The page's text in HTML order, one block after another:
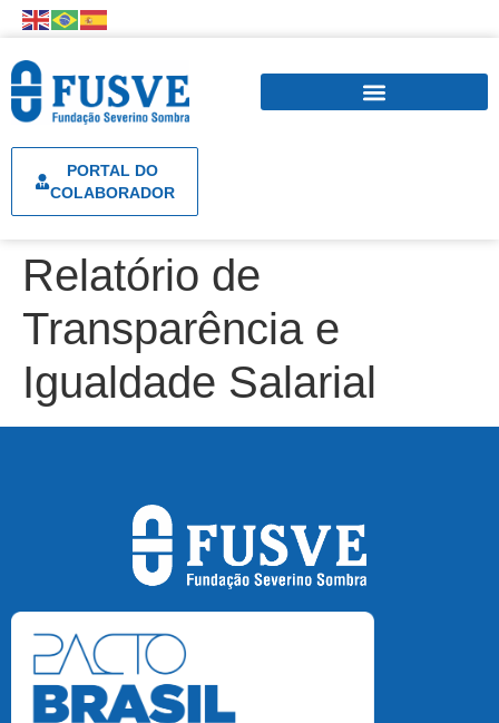
PORTAL DO
COLABORADOR
Relatório de
Transparência e
Igualdade Salarial